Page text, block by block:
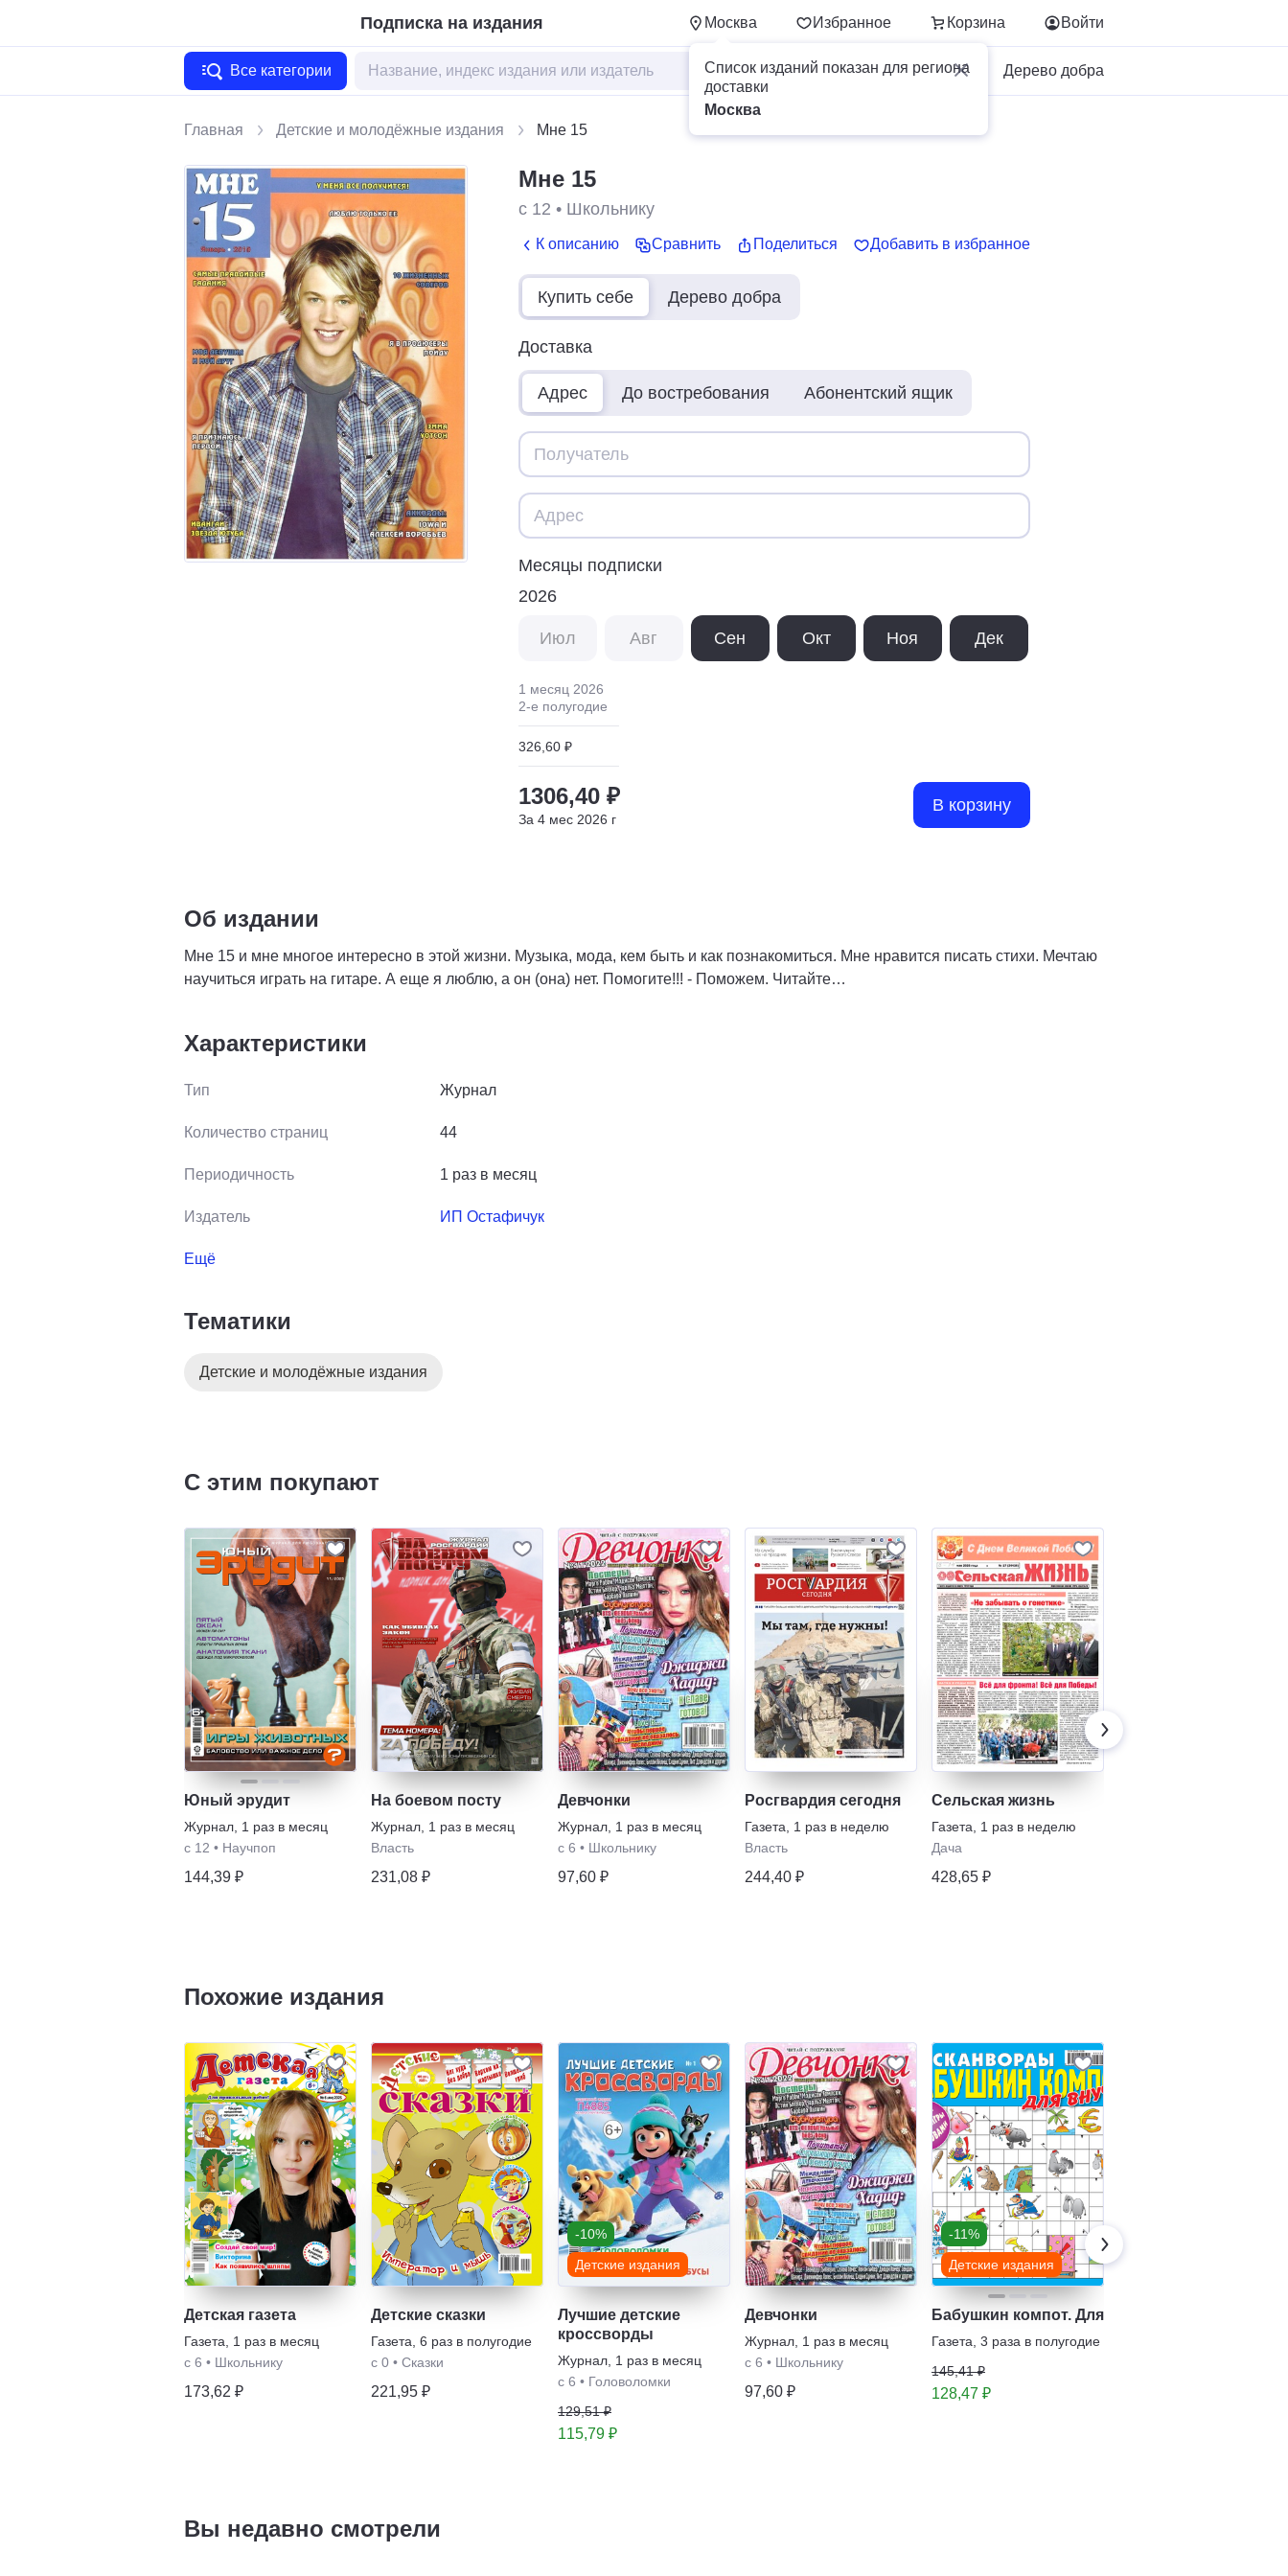
Подписка на издания Москва Избранное Корзина
Список изданий показан для региона
доставки
Москва
Войти
Все категории Для бизнеса Дерево добра
Главная Детские и молодёжные издания Мне 15
Мне 15
с 12 • Школьнику
К описанию Сравнить Поделиться Добавить в избранное
Купить себе Дерево добра
Доставка
Адрес До востребования Абонентский ящик
Месяцы подписки
2026
Июл Авг Сен Окт Ноя Дек
1 месяц 2026
2-е полугодие
326,60 ₽
1306,40 ₽
За 4 мес 2026 г
В корзину
Об издании
Мне 15 и мне многое интересно в этой жизни. Музыка, мода, кем быть и как познакомиться. Мне нравится писать стихи. Мечтаю
научиться играть на гитаре. А еще я люблю, а он (она) нет. Помогите!!! - Поможем. Читайте…
Характеристики
Тип Журнал
Количество страниц 44
Периодичность 1 раз в месяц
Издатель ИП Остафичук
Ещё
Тематики
Детские и молодёжные издания
С этим покупают
Юный эрудит
Журнал 1 раз в месяц
с 12 • Научпоп
144,39 ₽
На боевом посту
Журнал 1 раз в месяц
Власть
231,08 ₽
Девчонки
Журнал 1 раз в месяц
с 6 • Школьнику
97,60 ₽
Росгвардия сегодня
Газета
1 раз в неделю
Власть
244,40 ₽
Сельская жизнь
Газета
1 раз в неделю
Дача
428,65 ₽
Похожие издания
Детская газета
Газета
1 раз в месяц
с 6 • Школьнику
173,62 ₽
Детские сказки
Газета 6 раз в полугодие
с 0 • Сказки
221,95 ₽
-10%
Детские издания
Лучшие детские
кроссворды
Журнал 1 раз в месяц
с 6 • Головоломки
129,51 ₽
115,79 ₽
Девчонки
Журнал 1 раз в месяц
с 6 • Школьнику
97,60 ₽
-11%
Детские издания
Бабушкин компот. Для внучат. Сканворды
Газета 3 раза в полугодие
145,41 ₽
128,47 ₽
Вы недавно смотрели